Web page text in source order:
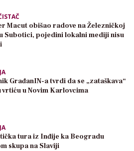
Macut obišao radove na Železničkoj
Subotici, pojedini lokalni mediji nisu
GrađanIN-a tvrdi da se „zataškava“
vrtiću u Novim Karlovcima
tura iz Inđije ka Beogradu
skupa na Slaviji